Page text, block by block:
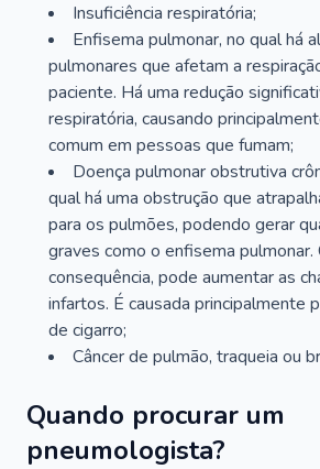
Insuficiência respiratória;
Enfisema pulmonar, no qual há
pulmonares que afetam a
paciente. Há uma redução
respiratória, causando
comum em pessoas que fumam;
Doença pulmonar obstrutiva
qual há uma obstrução que
para os pulmões, podendo gerar
graves como o enfisema pulmonar.
consequência, pode aumentar as
infartos. É causada principalmente
de cigarro;
Câncer de pulmão, traqueia ou
Quando procurar um
pneumologista?